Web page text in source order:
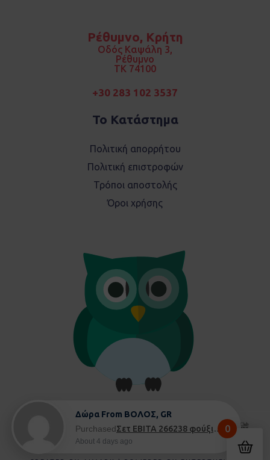
o
r
a
m
Ρέθυμνο, Κρήτη
Οδός Καψάλη 3,
Ρέθυμνο
TK 74100
+30 283 102 3537
Το Κατάστημα
Πολιτική απορρήτου
Πολιτική επιστροφών
Τρόποι αποστολής
Όροι χρήσης
Δώρα From ΒΟΛΟΣ, GR
Purchased
Σετ EBITA 266238 φούξια - 5 ετών
About 4 days ago
0